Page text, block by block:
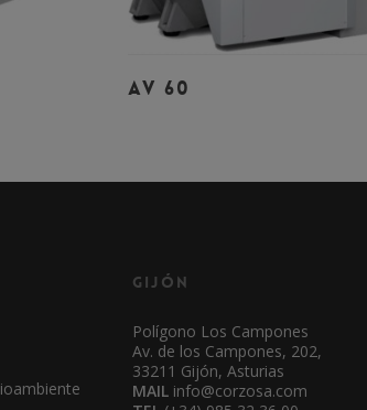
AV 60
Gijón
Polígono Los Campones
Av. de los Campones, 202,
33211 Gijón, Asturias
MAIL info@corzosa.com